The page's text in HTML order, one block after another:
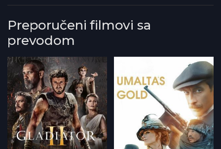
Preporučeni filmovi sa
prevodom